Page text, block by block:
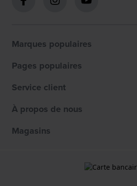
Marques populaires
Pages populaires
Service client
À propos de nous
Magasins